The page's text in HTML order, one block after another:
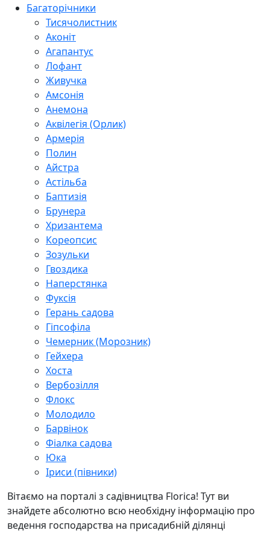
Багаторічники
Тисячолистник
Аконіт
Агапантус
Лофант
Живучка
Амсонія
Анемона
Аквілегія (Орлик)
Армерія
Полин
Айстра
Астільба
Баптизія
Брунера
Хризантема
Кореопсис
Зозульки
Гвоздика
Наперстянка
Фуксія
Герань садова
Гіпсофіла
Чемерник (Морозник)
Гейхера
Хоста
Вербозілля
Флокс
Молодило
Барвінок
Фіалка садова
Юка
Іриси (півники)
Вітаємо на порталі з садівництва Florica! Тут ви
знайдете абсолютно всю необхідну інформацію про
ведення господарства на присадибній ділянці